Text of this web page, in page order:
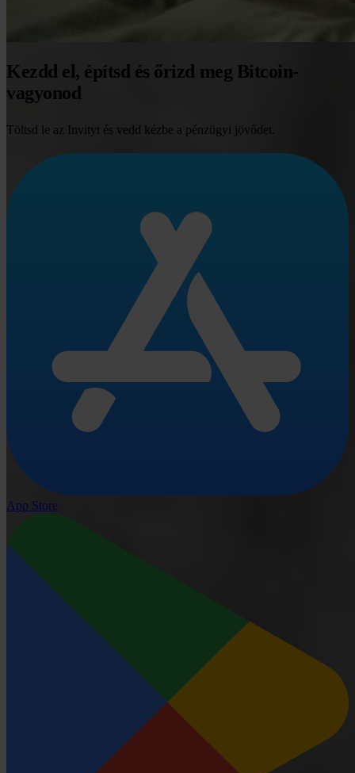
Kezdd el, építsd és őrizd meg Bitcoin-
vagyonod
Töltsd le az Invityt és vedd kézbe a pénzügyi jövődet.
App Store